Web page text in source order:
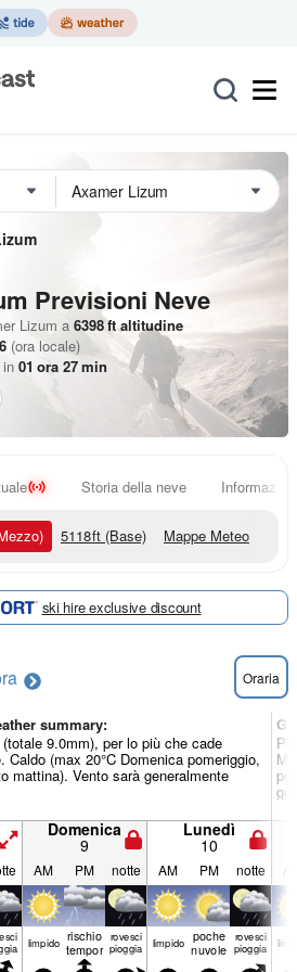
Previsioni Neve
Lizum a 6398ftaltitudine
(ora locale)
01 ora 27min
Storia della neve
5118ft (Base) Mappe Meteo
ski hire exclusive discount
Oraria
summary:
9.0mm), per lo più che cade
Caldo (max 20°C Domenica pomeriggio,
mattina). Vento sarà generalmente
Domenica
9
Lunedì
10
AM PM notte AM PM notte
limp­ido rischio
temporale
rovesci
pioggia limp­ido poche
nuvole
rovesci
pioggia